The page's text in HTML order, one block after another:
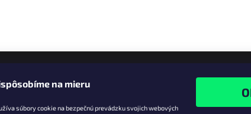
na mieru
súbory cookie na bezpečnú prevádzku svojich webových